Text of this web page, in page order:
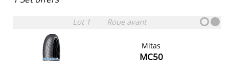
Lot 1 Roue avant
Mitas
MC50